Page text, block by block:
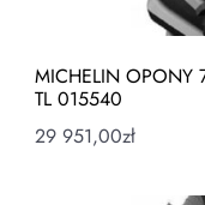
MICHELIN OPONY
TL 015540
29 951,00zł